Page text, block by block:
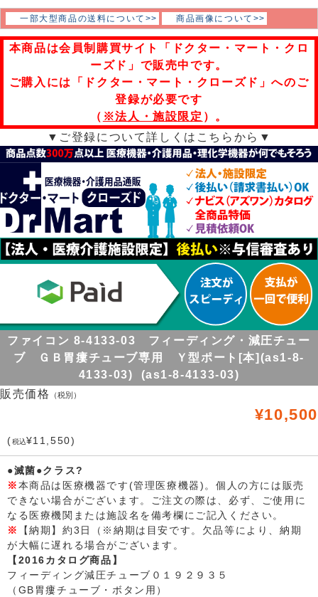
一部大型商品の送料について>> 商品画像について>>
本商品は会員制購買サイト「ドクター・マート・クロ
ーズド」で販売中です。
ご購入には「ドクター・マート・クローズド」へのご
登録が必要です
（ ※法人・施設限定 ）。
▼ご登録について詳しくはこちらから▼
ファイコン 8-4133-03 フィーディング・減圧チュー
ブ ＧＢ胃瘻チューブ専用 Ｙ型ポート[本](as1-8-
4133-03) (as1-8-4133-03)
販売価格
（税別）
¥10,500
(税込¥11,550)
●滅菌●クラス?
※本商品は医療機器です(管理医療機器)。個人の方には販売
できない場合がございます。ご注文の際は、必ず、ご使用に
なる医療機関または施設名を備考欄にご記入ください。
※
【納期】約3日（※納期は目安です。欠品等により、納期
が大幅に遅れる場合がございます。
【2016カタログ商品】
フィーディング減圧チューブ０１９２９３５
（GB胃瘻チューブ・ボタン用）